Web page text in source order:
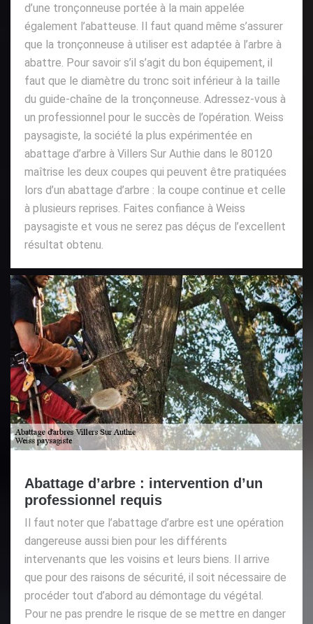
d’une tronçonneuse portée à la main appelée
également l’abatteuse. Il faut quand même s’assurer
que la tronçonneuse à utiliser est adaptée à l’arbre à
abattre. Pour savoir s’il s’agit du bon équipement, il
faut que le diamètre du tronc soit inférieur à la taille
du guide-chaîne de la tronçonneuse. Adressez-vous à
un professionnel pour le succès de l’opération. Weiss
paysagiste, la société la plus expérimentée en
abattage d’arbre à Villers Sur Authie dans le 80120
maîtrise les deux coupes qui peuvent être pratiquées
lors d’un abattage d’arbre : la coupe continue et celle
à plusieurs reprises. Faites confiance à Weiss
paysagiste et vous ne serez pas déçus de l’excellent
résultat obtenu.
Abattage d’arbre : intervention d’un
professionnel requis
Il faut noter que l’abattage d’arbre est une opération
dangereuse aussi bien pour les différents
intervenants que les voisins et leurs biens. Il arrive
que pour des raisons de sécurité, il soit nécessaire de
procéder tout d’abord au démontage du végétal.
Pour ne pas prendre le risque de se mettre en danger